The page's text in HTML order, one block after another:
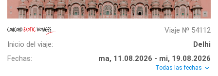
Viaje № 54112
Inicio del viaje:
Delhi
Fechas:
ma, 11.08.2026 - mi, 19.08.2026
Todas las fechas